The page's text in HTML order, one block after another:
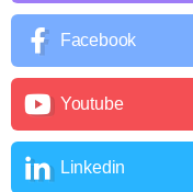
Facebook
Youtube
Linkedin